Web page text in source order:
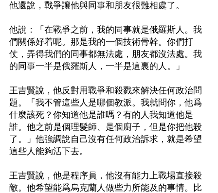
他還說，戰爭讓他與同事和朋友很難相處了。
他說：「在戰爭之前，我的同事就是俄羅斯人。我
們關係好着呢。那是我的一個技術骨幹。你們打
仗，弄得我們的同事都無法處，朋友都沒法處。我
的同事一半是俄羅斯人，一半是這裏的人。」
王吉賢說，他反對用戰爭和殺戮來解決任何政治問
題。「我不管這些人是哪個教派。我就問你，他爲
什麼該死？你知道他是誰嗎？有的人我知道他是
誰。他之前是個理髮師、是個廚子，但是你把他殺
了。」他強調說自己沒有任何政治訴求，就是希望
這些人能夠活下去。
王吉賢說，他是程序員，他沒有能力上戰場直接殺
敵。他希望能爲烏克蘭人做些力所能及的事情。比